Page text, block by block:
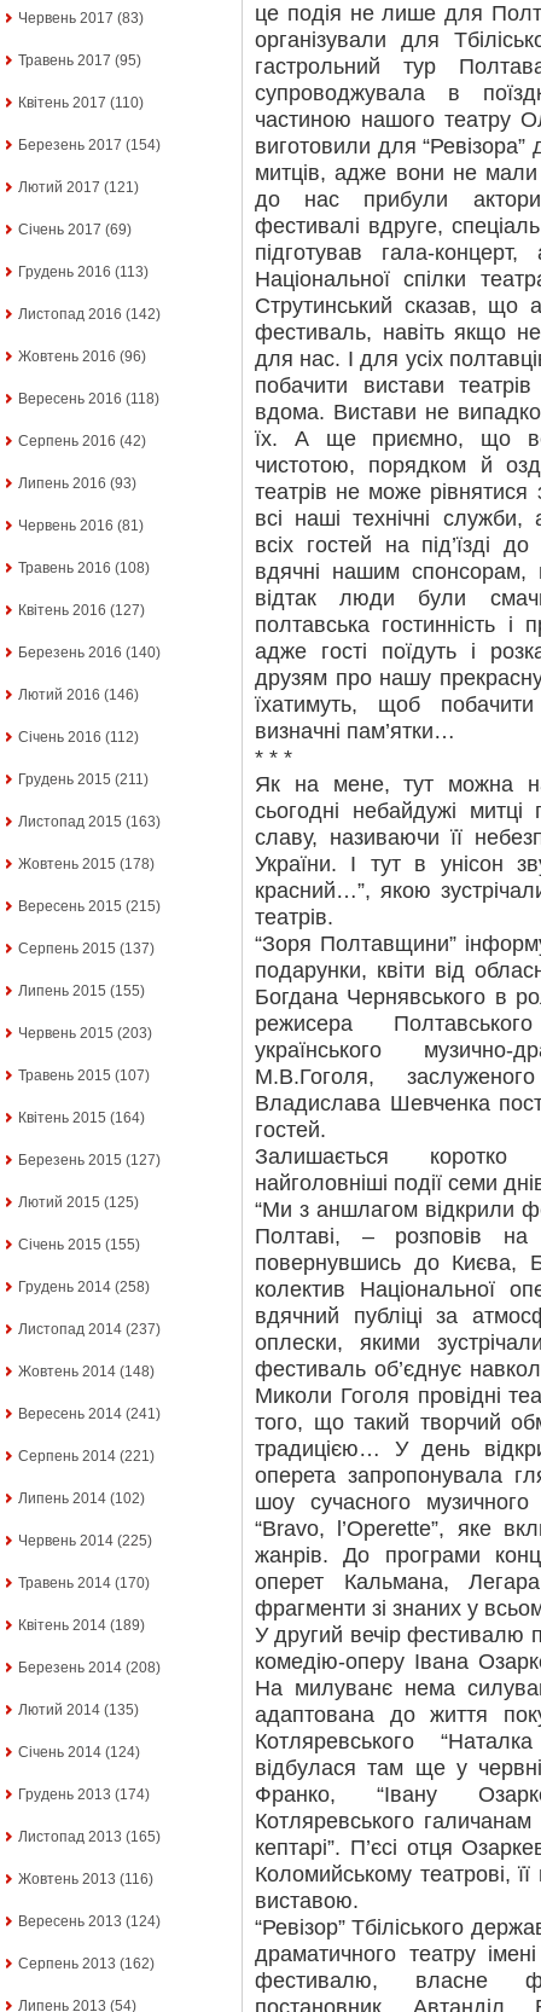
Червень 2017 (83)
Травень 2017 (95)
Квітень 2017 (110)
Березень 2017 (154)
Лютий 2017 (121)
Січень 2017 (69)
Грудень 2016 (113)
Листопад 2016 (142)
Жовтень 2016 (96)
Вересень 2016 (118)
Серпень 2016 (42)
Липень 2016 (93)
Червень 2016 (81)
Травень 2016 (108)
Квітень 2016 (127)
Березень 2016 (140)
Лютий 2016 (146)
Січень 2016 (112)
Грудень 2015 (211)
Листопад 2015 (163)
Жовтень 2015 (178)
Вересень 2015 (215)
Серпень 2015 (137)
Липень 2015 (155)
Червень 2015 (203)
Травень 2015 (107)
Квітень 2015 (164)
Березень 2015 (127)
Лютий 2015 (125)
Січень 2015 (155)
Грудень 2014 (258)
Листопад 2014 (237)
Жовтень 2014 (148)
Вересень 2014 (241)
Серпень 2014 (221)
Липень 2014 (102)
Червень 2014 (225)
Травень 2014 (170)
Квітень 2014 (189)
Березень 2014 (208)
Лютий 2014 (135)
Січень 2014 (124)
Грудень 2013 (174)
Листопад 2013 (165)
Жовтень 2013 (116)
Вересень 2013 (124)
Серпень 2013 (162)
Липень 2013 (54)
це подія не лише для
організували для
гастрольний тур
супроводжувала в
частиною нашого театру
виготовили для “Ревізора”
митців, адже вони не мали
до нас прибули
фестивалі вдруге,
підготував гала-
Національної спілки
Струтинський сказав, що
фестиваль, навіть якщо
для нас. І для усіх
побачити вистави
вдома. Вистави не
їх. А ще приємно, що
чистотою, порядком й
театрів не може
всі наші технічні служби,
всіх гостей на під’їзді
вдячні нашим
відтак люди були
полтавська гостинність і
адже гості поїдуть і
друзям про нашу
їхатимуть, щоб
визначні пам’ятки…
* * *
Як на мене, тут можна
сьогодні небайдужі
славу, називаючи її
України. І тут в унісон
красний…”, якою
театрів.
“Зоря Полтавщини”
подарунки, квіти від
Богдана Чернявського в
режисера
українського музично-
М.В.Гоголя,
Владислава Шевченка
гостей.
Залишається
найголовніші події семи
“Ми з аншлагом відкрили
Полтаві, – розповів
повернувшись до Києва,
колектив Національної
вдячний публіці за
оплески, якими
фестиваль об’єднує
Миколи Гоголя провідні
того, що такий творчий
традицією… У день
оперета запропонувала
шоу сучасного музичного
“Bravo, l’Operette”, яке
жанрів. До програми
оперет Кальмана,
фрагменти зі знаних у
У другий вечір фестивалю
комедію-оперу Івана
На милуванє нема
адаптована до життя
Котляревського
відбулася там ще у
Франко, “Івану
Котляревського галичанам
кептарі”. П’єсі отця
Коломийському театрові,
виставою.
“Ревізор” Тбіліського
драматичного театру
фестивалю, власне
постановник Автанділ